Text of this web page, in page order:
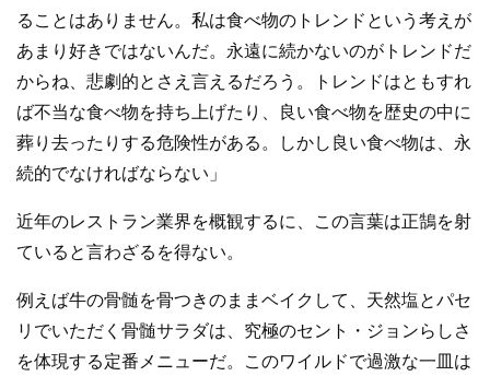
ることはありません。私は食べ物のトレンドという考えが
あまり好きではないんだ。永遠に続かないのがトレンドだ
からね、悲劇的とさえ言えるだろう。トレンドはともすれ
ば不当な食べ物を持ち上げたり、良い食べ物を歴史の中に
葬り去ったりする危険性がある。しかし良い食べ物は、永
続的でなければならない」
近年のレストラン業界を概観するに、この言葉は正鵠を射
ていると言わざるを得ない。
例えば牛の骨髄を骨つきのままベイクして、天然塩とパセ
リでいただく骨髄サラダは、究極のセント・ジョンらしさ
を体現する定番メニューだ。このワイルドで過激な一皿は